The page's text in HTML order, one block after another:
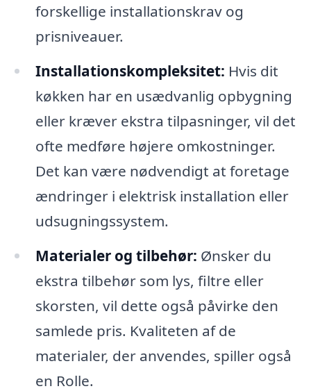
forskellige installationskrav og
prisniveauer.
Installationskompleksitet: Hvis dit
køkken har en usædvanlig opbygning
eller kræver ekstra tilpasninger, vil det
ofte medføre højere omkostninger.
Det kan være nødvendigt at foretage
ændringer i elektrisk installation eller
udsugningssystem.
Materialer og tilbehør: Ønsker du
ekstra tilbehør som lys, filtre eller
skorsten, vil dette også påvirke den
samlede pris. Kvaliteten af de
materialer, der anvendes, spiller også
en Rolle.